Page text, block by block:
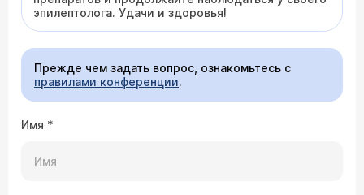
эпилептолога. Удачи и здоровья!
Прежде чем задать вопрос, ознакомьтесь с
правилами конференции.
Имя *